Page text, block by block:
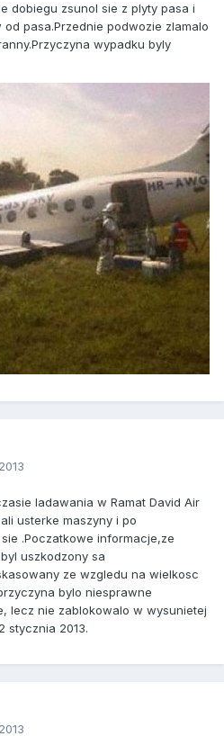
dobiegu zsunol sie z plyty pasa i
pasa.Przednie podwozie zlamalo
wypadku byly
ladawania w Ramat David Air
usterke maszyny i po
.Poczatkowe informacje,ze
uszkodzony sa
ze wzgledu na wielkosc
bylo niesprawne
lecz nie zablokowalo w wysunietej
stycznia 2013.